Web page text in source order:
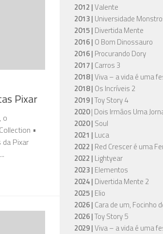
Pixar
o
•
Pixar
2012 |Valente
2013 | Universidade
2015 | Divertida Mente
2016 | O Bom Dinossauro
2016 | Procurando Dory
2017 | Carros 3
2018 |Viva – a vida é uma
2018 | Os Incríveis 2
2019 |Toy Story 4
2020| Dois Irmãos Uma
2020 | Soul
2021 | Luca
2022 | Red Crescer é uma
2022 | Lightyear
2023 | Elementos
2024 | Divertida Mente 2
2025 | Elio
2026 | Cara de um, Focinho
2026 |Toy Story 5
2029 |Viva – a vida é uma